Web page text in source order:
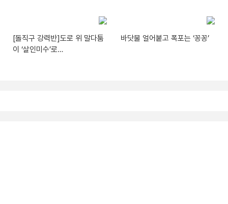
[돌직구 강력반]도로 위 말다툼
이 ‘살인미수’로…
바닷물 얼어붙고 폭포는 ‘꽁꽁’